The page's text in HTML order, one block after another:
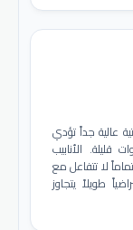
عالية جداً تؤدي
قليلة. الأنابيب
لا تتفاعل مع
طويلاً يتجاوز